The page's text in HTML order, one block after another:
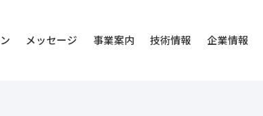
メッセージ 事業案内 技術情報 企業情報